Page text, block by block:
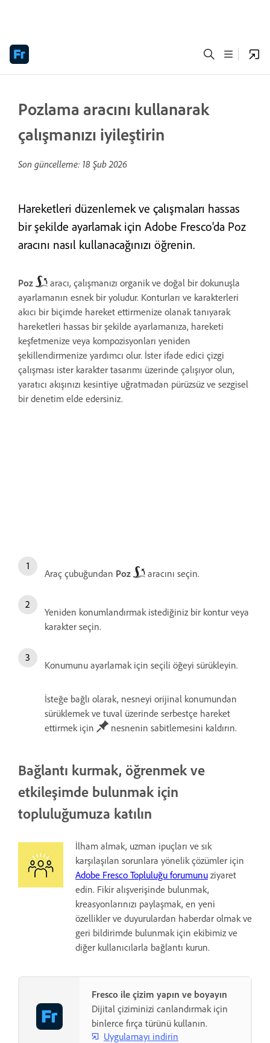
Pozlama aracını kullanarak
çalışmanızı iyileştirin
Son güncelleme: 18 Şub 2026
Hareketleri düzenlemek ve çalışmaları hassas
bir şekilde ayarlamak için Adobe Fresco'da Poz
aracını nasıl kullanacağınızı öğrenin.
Poz
aracı, çalışmanızı organik ve doğal bir dokunuşla
ayarlamanın esnek bir yoludur. Konturları ve karakterleri
akıcı bir biçimde hareket ettirmenize olanak tanıyarak
hareketleri hassas bir şekilde ayarlamanıza, hareketi
keşfetmenize veya kompozisyonları yeniden
şekillendirmenize yardımcı olur. İster ifade edici çizgi
çalışması ister karakter tasarımı üzerinde çalışıyor olun,
yaratıcı akışınızı kesintiye uğratmadan pürüzsüz ve sezgisel
bir denetim elde edersiniz.
Araç çubuğundan Poz aracını seçin.
Yeniden konumlandırmak istediğiniz bir kontur veya
karakter seçin.
Konumunu ayarlamak için seçili öğeyi sürükleyin.
İsteğe bağlı olarak, nesneyi orijinal konumundan
sürüklemek ve tuval üzerinde serbestçe hareket
ettirmek için
nesnenin sabitlemesini kaldırın.
Bağlantı kurmak, öğrenmek ve
etkileşimde bulunmak için
topluluğumuza katılın
İlham almak, uzman ipuçları ve sık
karşılaşılan sorunlara yönelik çözümler için
Adobe Fresco Topluluğu forumunu ziyaret
edin. Fikir alışverişinde bulunmak,
kreasyonlarınızı paylaşmak, en yeni
özellikler ve duyurulardan haberdar olmak ve
geri bildirimde bulunmak için ekibimiz ve
diğer kullanıcılarla bağlantı kurun.
Fresco ile çizim yapın ve boyayın
Dijital çiziminizi canlandırmak için
binlerce fırça türünü kullanın.
Uygulamayı indirin